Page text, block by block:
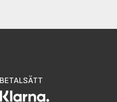
BETALSÄTT